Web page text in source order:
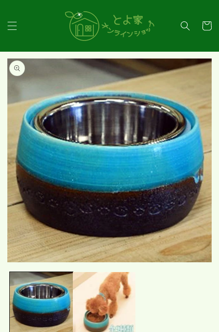
進む
ー
商品情
報にス
キップ
ダ
で
メ
デ